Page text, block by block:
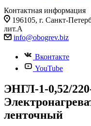
Контактная информация
196105, г. Санкт-
лит.А
info@obogrev.biz
Вконтакте
YouTube
ЭНГЛ-1-0,52/
ленточный